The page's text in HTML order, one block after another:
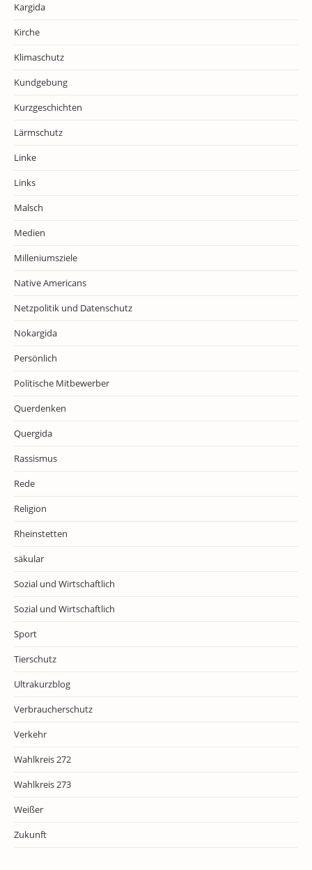
Kargida
Kirche
Klimaschutz
Kundgebung
Kurzgeschichten
Lärmschutz
Linke
Links
Malsch
Medien
Milleniumsziele
Native Americans
Netzpolitik und Datenschutz
Nokargida
Persönlich
Politische Mitbewerber
Querdenken
Quergida
Rassismus
Rede
Religion
Rheinstetten
säkular
Sozial und Wirtschaftlich
Sozial und Wirtschaftlich
Sport
Tierschutz
Ultrakurzblog
Verbraucherschutz
Verkehr
Wahlkreis 272
Wahlkreis 273
Weißer
Zukunft